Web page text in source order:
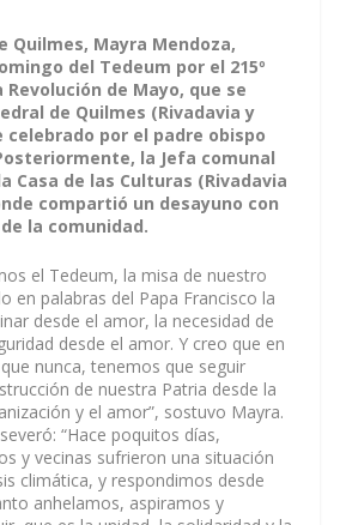
Quilmes, Mayra Mendoza,
del Tedeum por el 215º
de Mayo, que se
de Quilmes (Rivadavia y
celebrado por el padre obispo
la Jefa comunal
Casa de las Culturas (Rivadavia
compartió un desayuno con
la comunidad.
el Tedeum, la misa de nuestro
en palabras del Papa Francisco la
desde el amor, la necesidad de
desde el amor. Y creo que en
nunca, tenemos que seguir
de nuestra Patria desde la
y el amor”, sostuvo Mayra.
“Hace poquitos días,
y vecinas sufrieron una situación
climática, y respondimos desde
anhelamos, aspiramos y